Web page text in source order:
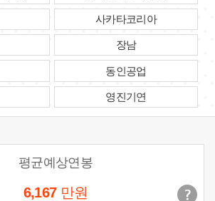
사카타코리아
장남
동인공업
영진기연
평균예상연봉
6,167 만원